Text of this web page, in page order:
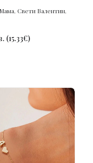
, Свети Валентин,
(15.33€)